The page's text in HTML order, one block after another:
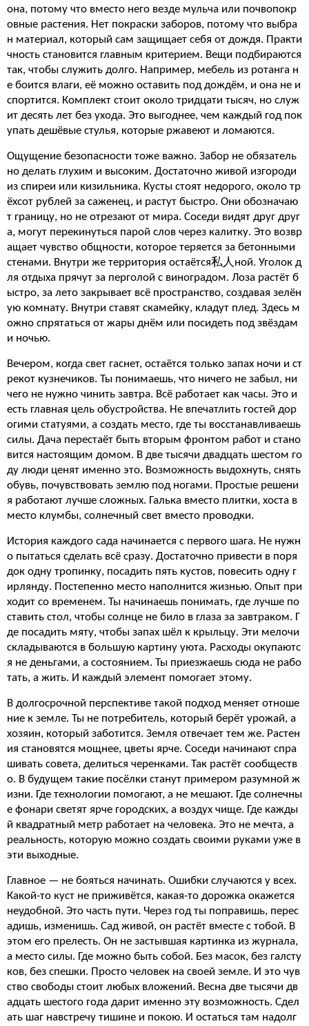
она, потому что вместо него везде мульча или почвопокр
овные растения. Нет покраски заборов, потому что выбра
н материал, который сам защищает себя от дождя. Практи
чность становится главным критерием. Вещи подбираются
так, чтобы служить долго. Например, мебель из ротанга н
е боится влаги, её можно оставить под дождём, и она не и
спортится. Комплект стоит около тридцати тысяч, но служ
ит десять лет без ухода. Это выгоднее, чем каждый год пок
упать дешёвые стулья, которые ржавеют и ломаются.
Ощущение безопасности тоже важно. Забор не обязатель
но делать глухим и высоким. Достаточно живой изгороди
из спиреи или кизильника. Кусты стоят недорого, около тр
ёхсот рублей за саженец, и растут быстро. Они обозначаю
т границу, но не отрезают от мира. Соседи видят друг друг
а, могут перекинуться парой слов через калитку. Это возвр
ащает чувство общности, которое теряется за бетонными
стенами. Внутри же территория остаётся私人ной. Уголок д
ля отдыха прячут за перголой с виноградом. Лоза растёт б
ыстро, за лето закрывает всё пространство, создавая зелён
ую комнату. Внутри ставят скамейку, кладут плед. Здесь м
ожно спрятаться от жары днём или посидеть под звёздам
и ночью.
Вечером, когда свет гаснет, остаётся только запах ночи и ст
рекот кузнечиков. Ты понимаешь, что ничего не забыл, ни
чего не нужно чинить завтра. Всё работает как часы. Это и
есть главная цель обустройства. Не впечатлить гостей дор
огими статуями, а создать место, где ты восстанавливаешь
силы. Дача перестаёт быть вторым фронтом работ и стано
вится настоящим домом. В две тысячи двадцать шестом го
ду люди ценят именно это. Возможность выдохнуть, снять
обувь, почувствовать землю под ногами. Простые решени
я работают лучше сложных. Галька вместо плитки, хоста в
место клумбы, солнечный свет вместо проводки.
История каждого сада начинается с первого шага. Не нужн
о пытаться сделать всё сразу. Достаточно привести в поря
док одну тропинку, посадить пять кустов, повесить одну г
ирлянду. Постепенно место наполнится жизнью. Опыт при
ходит со временем. Ты начинаешь понимать, где лучше по
ставить стол, чтобы солнце не било в глаза за завтраком. Г
де посадить мяту, чтобы запах шёл к крыльцу. Эти мелочи
складываются в большую картину уюта. Расходы окупаютс
я не деньгами, а состоянием. Ты приезжаешь сюда не рабо
тать, а жить. И каждый элемент помогает этому.
В долгосрочной перспективе такой подход меняет отноше
ние к земле. Ты не потребитель, который берёт урожай, а
хозяин, который заботится. Земля отвечает тем же. Растен
ия становятся мощнее, цветы ярче. Соседи начинают спра
шивать совета, делиться черенками. Так растёт сообществ
о. В будущем такие посёлки станут примером разумной ж
изни. Где технологии помогают, а не мешают. Где солнечны
е фонари светят ярче городских, а воздух чище. Где кажды
й квадратный метр работает на человека. Это не мечта, а
реальность, которую можно создать своими руками уже в
эти выходные.
Главное — не бояться начинать. Ошибки случаются у всех.
Какой-то куст не приживётся, какая-то дорожка окажется
неудобной. Это часть пути. Через год ты поправишь, перес
адишь, изменишь. Сад живой, он растёт вместе с тобой. В
этом его прелесть. Он не застывшая картинка из журнала,
а место силы. Где можно быть собой. Без масок, без галсту
ков, без спешки. Просто человек на своей земле. И это чув
ство свободы стоит любых вложений. Весна две тысячи дв
адцать шестого года дарит именно эту возможность. Сдел
ать шаг навстречу тишине и покою. И остаться там надолг